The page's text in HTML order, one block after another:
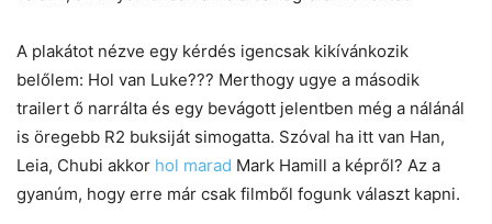
A plakátot nézve egy kérdés igencsak kikívánkozik
belőlem: Hol van Luke??? Merthogy ugye a második
trailert ő narrálta és egy bevágott jelentben még a nálánál
is öregebb R2 buksiját simogatta. Szóval ha itt van Han,
Leia, Chubi akkor hol marad Mark Hamill a képről? Az a
gyanúm, hogy erre már csak filmből fogunk választ kapni.